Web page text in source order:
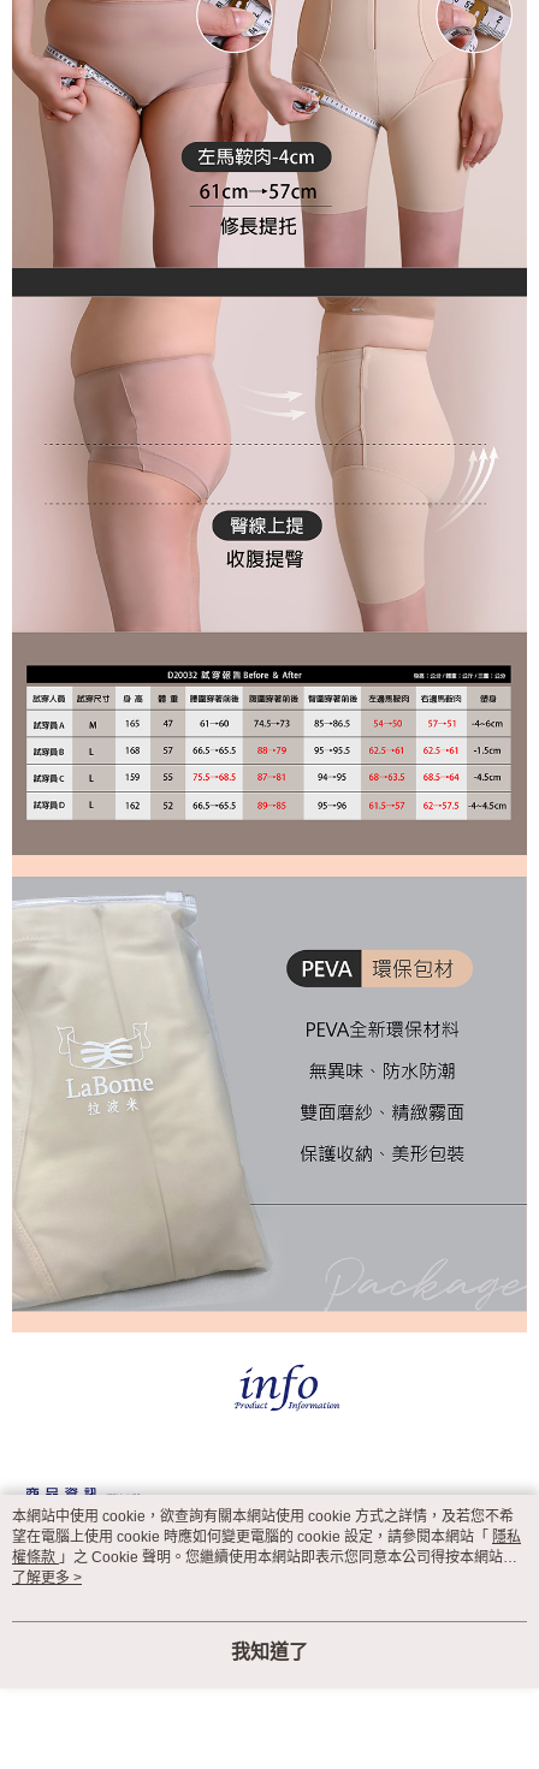
本網站中使用 cookie，欲查詢有關本網站使用 cookie 方式之詳情，及若您不希
望在電腦上使用 cookie 時應如何變更電腦的 cookie 設定，請參閱本網站「 隱私
權條款 」之 Cookie 聲明。您繼續使用本網站即表示您同意本公司得按本網站使
用條款之 Cookie 聲明使用 cookie。
了解更多 >
我知道了